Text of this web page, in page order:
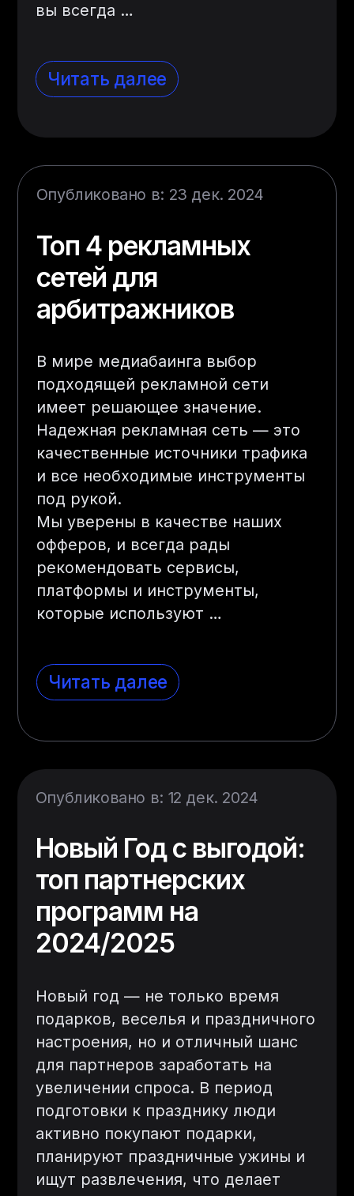
вы всегда …
Читать далее
Опубликовано в: 23 дек. 2024
Топ 4 рекламных
сетей для
арбитражников
В мире медиабаинга выбор
подходящей рекламной сети
имеет решающее значение.
Надежная рекламная сеть — это
качественные источники трафика
и все необходимые инструменты
под рукой.
Мы уверены в качестве наших
офферов, и всегда рады
рекомендовать сервисы,
платформы и инструменты,
которые используют …
Читать далее
Опубликовано в: 12 дек. 2024
Новый Год с выгодой:
топ партнерских
программ на
2024/2025
Новый год — не только время
подарков, веселья и праздничного
настроения, но и отличный шанс
для партнеров заработать на
увеличении спроса. В период
подготовки к празднику люди
активно покупают подарки,
планируют праздничные ужины и
ищут развлечения, что делает